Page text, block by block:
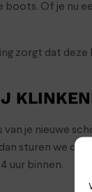
boots. Of je nu
zorgt dat
van je nieuwe
sturen we
uur binnen.